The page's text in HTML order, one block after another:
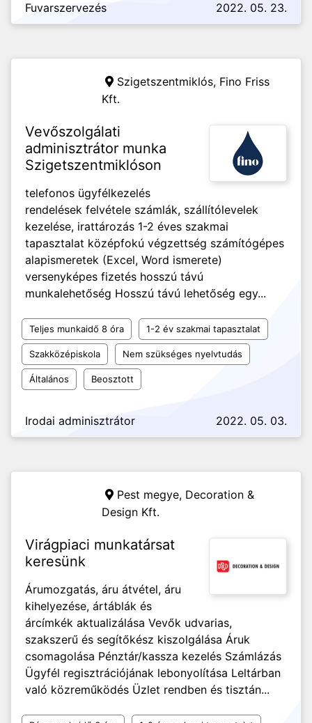
Fuvarszervezés 2022. 05. 23.
Szigetszentmiklós, Fino Friss
Kft.
Vevőszolgálati
adminisztrátor munka
Szigetszentmiklóson
telefonos ügyfélkezelés
rendelések felvétele számlák, szállítólevelek
kezelése, irattározás 1-2 éves szakmai
tapasztalat középfokú végzettség számítógépes
alapismeretek (Excel, Word ismerete)
versenyképes fizetés hosszú távú
munkalehetőség Hosszú távú lehetőség egy...
Teljes munkaidő 8 óra 1-2 év szakmai tapasztalat
Szakközépiskola Nem szükséges nyelvtudás
Általános Beosztott
Irodai adminisztrátor 2022. 05. 03.
Pest megye, Decoration &
Design Kft.
Virágpiaci munkatársat
keresünk
Árumozgatás, áru átvétel, áru
kihelyezése, ártáblák és
árcímkék aktualizálása Vevők udvarias,
szakszerű és segítőkész kiszolgálása Áruk
csomagolása Pénztár/kassza kezelés Számlázás
Ügyfél regisztrációjának lebonyolítása Leltárban
való közreműködés Üzlet rendben és tisztán...